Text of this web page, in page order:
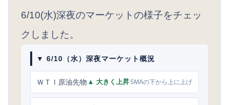
6/10(水)深夜のマーケットの様子をチェッ
クしました。
▼ 6/10（水）深夜マーケット概況
ＷＴＩ原油先物 ▲ 大きく上昇5MAの下から上に上げ